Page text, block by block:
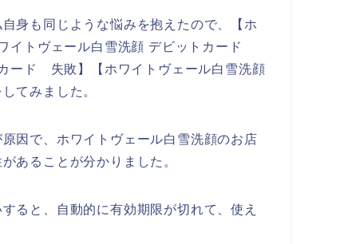
身も同じような悩みを抱えたので、【ホ
イトヴェール白雪洗顔 デビットカード
ード 失敗】【ホワイトヴェール白雪洗顔
てみました。
因で、ホワイトヴェール白雪洗顔のお店
あることが分かりました。
ると、自動的に有効期限が切れて、使え